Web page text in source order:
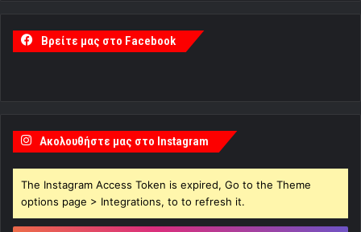
Βρείτε μας στο Facebook
Ακολουθήστε μας στο Instagram
The Instagram Access Token is expired, Go to the Theme
options page > Integrations, to to refresh it.